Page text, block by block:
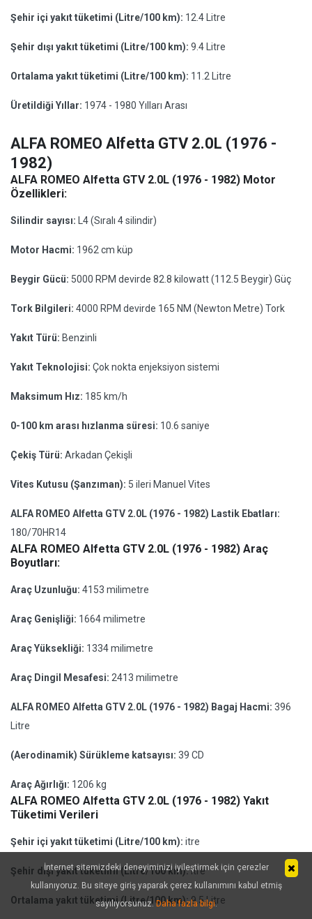
Şehir içi yakıt tüketimi (Litre/100 km): 12.4 Litre
Şehir dışı yakıt tüketimi (Litre/100 km): 9.4 Litre
Ortalama yakıt tüketimi (Litre/100 km): 11.2 Litre
Üretildiği Yıllar: 1974 - 1980 Yılları Arası
ALFA ROMEO Alfetta GTV 2.0L (1976 -
1982)
ALFA ROMEO Alfetta GTV 2.0L (1976 - 1982) Motor
Özellikleri:
Silindir sayısı: L4 (Sıralı 4 silindir)
Motor Hacmi: 1962 cm küp
Beygir Gücü: 5000 RPM devirde 82.8 kilowatt (112.5 Beygir) Güç
Tork Bilgileri: 4000 RPM devirde 165 NM (Newton Metre) Tork
Yakıt Türü: Benzinli
Yakıt Teknolojisi: Çok nokta enjeksiyon sistemi
Maksimum Hız: 185 km/h
0-100 km arası hızlanma süresi: 10.6 saniye
Çekiş Türü: Arkadan Çekişli
Vites Kutusu (Şanzıman): 5 ileri Manuel Vites
ALFA ROMEO Alfetta GTV 2.0L (1976 - 1982) Lastik Ebatları:
180/70HR14
ALFA ROMEO Alfetta GTV 2.0L (1976 - 1982) Araç
Boyutları:
Araç Uzunluğu: 4153 milimetre
Araç Genişliği: 1664 milimetre
Araç Yüksekliği: 1334 milimetre
Araç Dingil Mesafesi: 2413 milimetre
ALFA ROMEO Alfetta GTV 2.0L (1976 - 1982) Bagaj Hacmi: 396
Litre
(Aerodinamik) Sürükleme katsayısı: 39 CD
Araç Ağırlığı: 1206 kg
ALFA ROMEO Alfetta GTV 2.0L (1976 - 1982) Yakıt
Tüketimi Verileri
Şehir içi yakıt tüketimi (Litre/100 km): itre
Şehir dışı yakıt tüketimi (Litre/100 km):itre
Ortalama yakıt tüketimi (Litre/100 km):9.5 Litre
İnternet sitemizdeki deneyiminizi iyileştirmek için çerezler
kullanıyoruz. Bu siteye giriş yaparak çerez kullanımını kabul etmiş
sayılıyorsunuz.Daha fazla bilgi.